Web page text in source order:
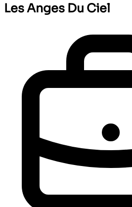
Les Anges Du Ciel